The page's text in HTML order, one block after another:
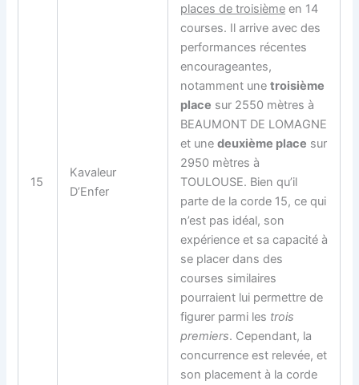
15
Kavaleur
D’Enfer
places de troisième en 14
courses. Il arrive avec des
performances récentes
encourageantes,
notamment unetroisième
place sur 2550 mètres à
BEAUMONT DE LOMAGNE
et unedeuxième place sur
2950 mètres à
TOULOUSE. Bien qu’il
parte de la corde 15, ce qui
n’est pas idéal, son
expérience et sa capacité à
se placer dans des
courses similaires
pourraient lui permettre de
figurer parmi les trois
premiers. Cependant, la
concurrence est relevée, et
son placement à la corde